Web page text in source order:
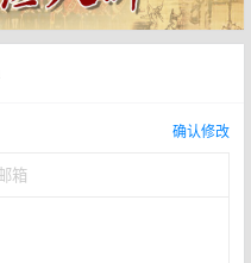
确认修改